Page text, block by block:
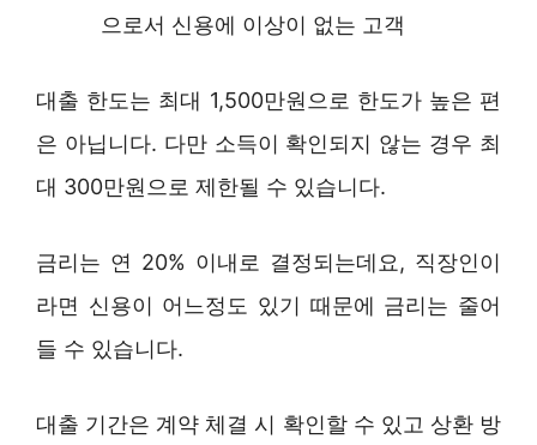
으로서 신용에 이상이 없는 고객
대출 한도는 최대 1,500만원으로 한도가 높은 편
은 아닙니다. 다만 소득이 확인되지 않는 경우 최
대 300만원으로 제한될 수 있습니다.
금리는 연 20% 이내로 결정되는데요, 직장인이
라면 신용이 어느정도 있기 때문에 금리는 줄어
들 수 있습니다.
대출 기간은 계약 체결 시 확인할 수 있고 상환 방